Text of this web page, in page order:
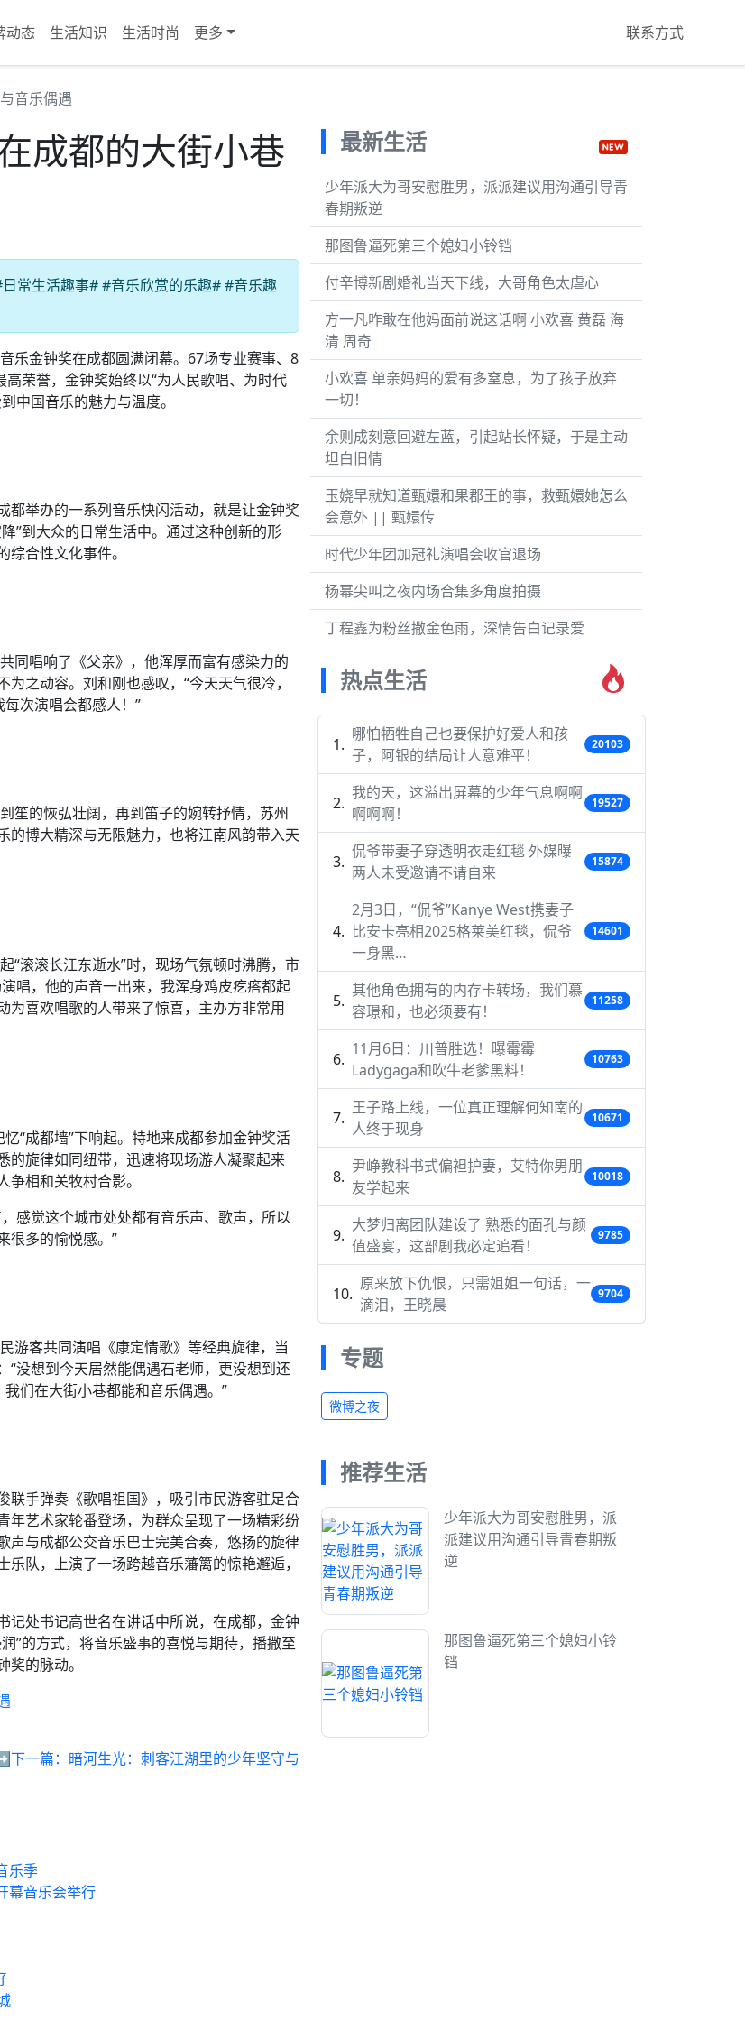
动态 生活知识 生活时尚 更多 联系方式
音乐偶遇
成都的大街小巷
常生活趣事# #音乐欣赏的乐趣# #音乐趣
乐金钟奖在成都圆满闭幕。67场专业赛事、8
荣誉，金钟奖始终以“为人民歌唱、为时代
中国音乐的魅力与温度。
都举办的一系列音乐快闪活动，就是让金钟奖
”到大众的日常生活中。通过这种创新的形
合性文化事件。
同唱响了《父亲》，他浑厚而富有感染力的
之动容。刘和刚也感叹，“今天天气很冷，
次演唱会都感人！”
笙的恢弘壮阔，再到笛子的婉转抒情，苏州
的博大精深与无限魅力，也将江南风韵带入天
“滚滚长江东逝水”时，现场气氛顿时沸腾，市
唱，他的声音一出来，我浑身鸡皮疙瘩都起
为喜欢唱歌的人带来了惊喜，主办方非常用
“成都墙”下响起。特地来成都参加金钟奖活
的旋律如同纽带，迅速将现场游人凝聚起来
相和关牧村合影。
感觉这个城市处处都有音乐声、歌声，所以
很多的愉悦感。”
游客共同演唱《康定情歌》等经典旋律，当
没想到今天居然能偶遇石老师，更没想到还
们在大街小巷都能和音乐偶遇。”
联手弹奏《歌唱祖国》，吸引市民游客驻足合
年艺术家轮番登场，为群众呈现了一场精彩纷
声与成都公交音乐巴士完美合奏，悠扬的旋律
队，上演了一场跨越音乐藩篱的惊艳邂逅，
记处书记高世名在讲话中所说，在成都，金钟
”的方式，将音乐盛事的喜悦与期待，播撒至
的脉动。
一篇： 暗河生光：刺客江湖里的少年坚守与
乐季
幕音乐会举行
最新生活
少年派大为哥安慰胜男，派派建议用沟通引导青
春期叛逆
那图鲁逼死第三个媳妇小铃铛
付辛博新剧婚礼当天下线，大哥角色太虐心
方一凡咋敢在他妈面前说这话啊 小欢喜 黄磊 海
清 周奇
小欢喜 单亲妈妈的爱有多窒息，为了孩子放弃
一切！
余则成刻意回避左蓝，引起站长怀疑，于是主动
坦白旧情
玉娆早就知道甄嬛和果郡王的事，救甄嬛她怎么
会意外 || 甄嬛传
时代少年团加冠礼演唱会收官退场
杨幂尖叫之夜内场合集多角度拍摄
丁程鑫为粉丝撒金色雨，深情告白记录爱
热点生活
哪怕牺牲自己也要保护好爱人和孩
子，阿银的结局让人意难平！
20103
我的天，这溢出屏幕的少年气息啊啊
啊啊啊！
19527
侃爷带妻子穿透明衣走红毯 外媒曝
两人未受邀请不请自来
15874
2月3日，“侃爷”Kanye West携妻子
比安卡亮相2025格莱美红毯，侃爷
一身黑…
14601
其他角色拥有的内存卡转场，我们慕
容璟和，也必须要有！
11258
11月6日：川普胜选！曝霉霉
Ladygaga和吹牛老爹黑料！
10763
王子路上线，一位真正理解何知南的
人终于现身
10671
尹峥教科书式偏袒护妻，艾特你男朋
友学起来
10018
大梦归离团队建设了 熟悉的面孔与颜
值盛宴，这部剧我必定追看！
9785
原来放下仇恨，只需姐姐一句话，一
滴泪，王晓晨
9704
专题
微博之夜
推荐生活
少年派大为哥安慰胜男，派
派建议用沟通引导青春期叛
逆
那图鲁逼死第三个媳妇小铃
铛